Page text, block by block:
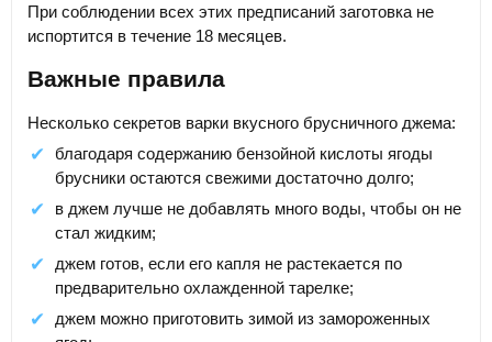
При соблюдении всех этих предписаний заготовка не
испортится в течение 18 месяцев.
Важные правила
Несколько секретов варки вкусного брусничного джема:
благодаря содержанию бензойной кислоты ягоды
брусники остаются свежими достаточно долго;
в джем лучше не добавлять много воды, чтобы он не
стал жидким;
джем готов, если его капля не растекается по
предварительно охлажденной тарелке;
джем можно приготовить зимой из замороженных